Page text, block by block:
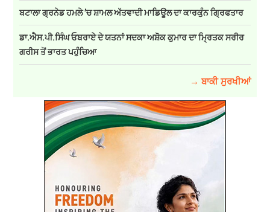
ਬਟਾਲਾ ਗ੍ਰਨੇਡ ਹਮਲੇ ’ਚ ਸ਼ਾਮਲ ਅੱਤਵਾਦੀ ਮਾਡਿਊਲ ਦਾ ਕਾਰਕੁੰਨ ਗ੍ਰਿਫਤਾਰ
ਡਾ.ਐਸ.ਪੀ.ਸਿੰਘ ਓਬਰਾਏ ਦੇ ਯਤਨਾਂ ਸਦਕਾ ਅਸ਼ੋਕ ਕੁਮਾਰ ਦਾ ਮ੍ਰਿਤਕ ਸਰੀਰ
ਗਰੀਸ ਤੋਂ ਭਾਰਤ ਪਹੁੰਚਿਆ
→ ਬਾਕੀ ਸੁਰਖੀਆਂ